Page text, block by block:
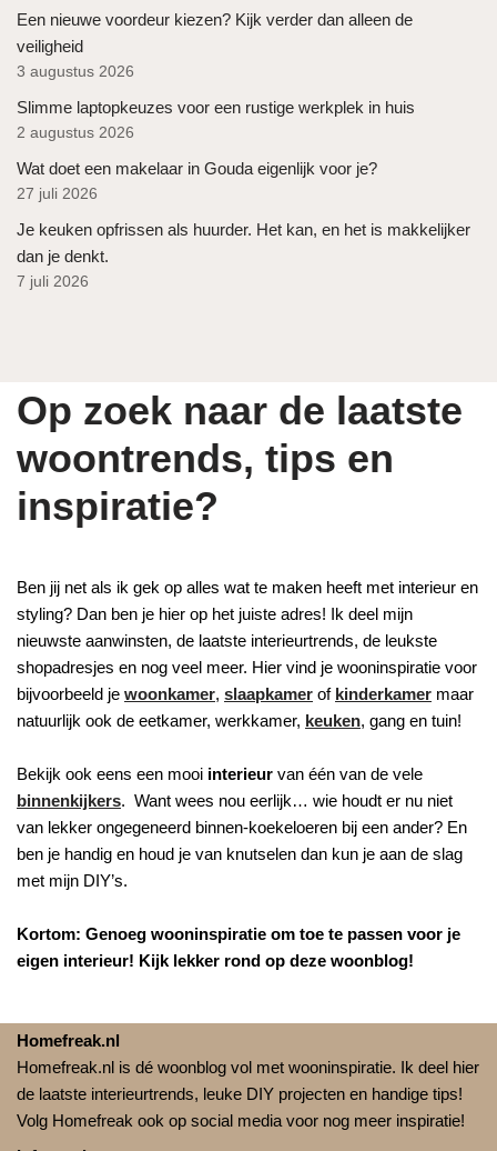
Een nieuwe voordeur kiezen? Kijk verder dan alleen de
veiligheid
3 augustus 2026
Slimme laptopkeuzes voor een rustige werkplek in huis
2 augustus 2026
Wat doet een makelaar in Gouda eigenlijk voor je?
27 juli 2026
Je keuken opfrissen als huurder. Het kan, en het is makkelijker
dan je denkt.
7 juli 2026
Op zoek naar de laatste
woontrends, tips en
inspiratie?
Ben jij net als ik gek op alles wat te maken heeft met interieur en
styling? Dan ben je hier op het juiste adres! Ik deel mijn
nieuwste aanwinsten, de laatste interieurtrends, de leukste
shopadresjes en nog veel meer. Hier vind je wooninspiratie voor
bijvoorbeeld je woonkamer, slaapkamer of kinderkamer maar
natuurlijk ook de eetkamer, werkkamer, keuken, gang en tuin!
Bekijk ook eens een mooi interieur van één van de vele
binnenkijkers. Want wees nou eerlijk… wie houdt er nu niet
van lekker ongegeneerd binnen-koekeloeren bij een ander? En
ben je handig en houd je van knutselen dan kun je aan de slag
met mijn DIY’s.
Kortom: Genoeg wooninspiratie om toe te passen voor je
eigen interieur! Kijk lekker rond op deze woonblog!
Homefreak.nl
Homefreak.nl is dé woonblog vol met wooninspiratie. Ik deel hier
de laatste interieurtrends, leuke DIY projecten en handige tips!
Volg Homefreak ook op social media voor nog meer inspiratie!